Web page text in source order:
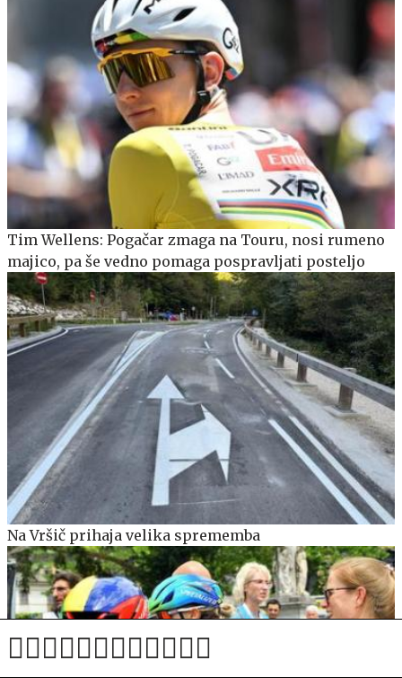
Tim Wellens: Pogačar zmaga na Touru, nosi rumeno
majico, pa še vedno pomaga pospravljati posteljo
Na Vršič prihaja velika sprememba